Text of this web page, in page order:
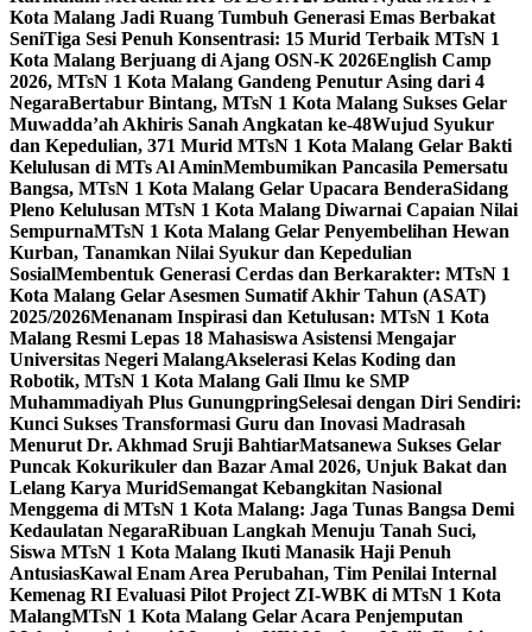
Kota Malang Jadi Ruang Tumbuh Generasi Emas Berbakat
SeniTiga Sesi Penuh Konsentrasi: 15 Murid Terbaik MTsN 1
Kota Malang Berjuang di Ajang OSN-K 2026English Camp
2026, MTsN 1 Kota Malang Gandeng Penutur Asing dari 4
NegaraBertabur Bintang, MTsN 1 Kota Malang Sukses Gelar
Muwadda’ah Akhiris Sanah Angkatan ke-48Wujud Syukur
dan Kepedulian, 371 Murid MTsN 1 Kota Malang Gelar Bakti
Kelulusan di MTs Al AminMembumikan Pancasila Pemersatu
Bangsa, MTsN 1 Kota Malang Gelar Upacara BenderaSidang
Pleno Kelulusan MTsN 1 Kota Malang Diwarnai Capaian Nilai
SempurnaMTsN 1 Kota Malang Gelar Penyembelihan Hewan
Kurban, Tanamkan Nilai Syukur dan Kepedulian
SosialMembentuk Generasi Cerdas dan Berkarakter: MTsN 1
Kota Malang Gelar Asesmen Sumatif Akhir Tahun (ASAT)
2025/2026Menanam Inspirasi dan Ketulusan: MTsN 1 Kota
Malang Resmi Lepas 18 Mahasiswa Asistensi Mengajar
Universitas Negeri MalangAkselerasi Kelas Koding dan
Robotik, MTsN 1 Kota Malang Gali Ilmu ke SMP
Muhammadiyah Plus GunungpringSelesai dengan Diri Sendiri:
Kunci Sukses Transformasi Guru dan Inovasi Madrasah
Menurut Dr. Akhmad Sruji BahtiarMatsanewa Sukses Gelar
Puncak Kokurikuler dan Bazar Amal 2026, Unjuk Bakat dan
Lelang Karya MuridSemangat Kebangkitan Nasional
Menggema di MTsN 1 Kota Malang: Jaga Tunas Bangsa Demi
Kedaulatan NegaraRibuan Langkah Menuju Tanah Suci,
Siswa MTsN 1 Kota Malang Ikuti Manasik Haji Penuh
AntusiasKawal Enam Area Perubahan, Tim Penilai Internal
Kemenag RI Evaluasi Pilot Project ZI-WBK di MTsN 1 Kota
MalangMTsN 1 Kota Malang Gelar Acara Penjemputan